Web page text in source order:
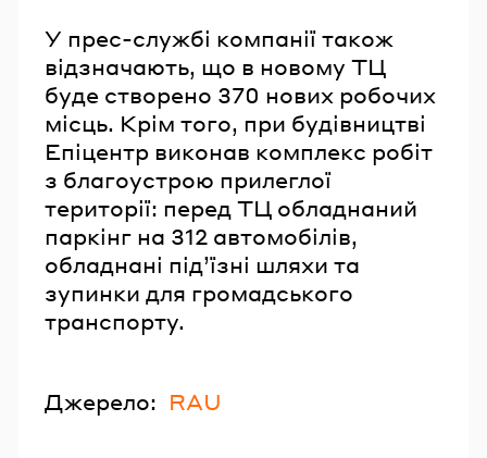
У прес-службі компанії також
відзначають, що в новому ТЦ
буде створено 370 нових робочих
місць. Крім того, при будівництві
Епіцентр виконав комплекс робіт
з благоустрою прилеглої
території: перед ТЦ обладнаний
паркінг на 312 автомобілів,
обладнані підʼїзні шляхи та
зупинки для громадського
транспорту.
Джерело: RAU